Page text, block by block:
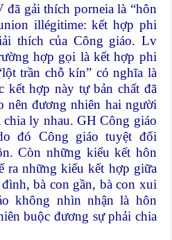
gải thích porneia là “hôn
illégitime: kết hợp phi
thích của Công giáo. Lv
hợp gọi là kết hợp phi
trần chỗ kín” có nghĩa là
kết hợp này tự bản chất đã
nên đương nhiên hai người
ly nhau. GH Công giáo
đó Công giáo tuyệt đối
Còn những kiểu kết hôn
ra những kiểu kết hợp giữa
bà con gần, bà con xui
không nhìn nhận là hôn
buộc đương sự phải chia